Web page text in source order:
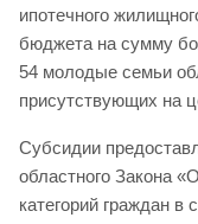
ипотечного
бюджета на сумму
54 молодые семьи
присутствующих на
Субсидии
областного Закона
категорий граждан в